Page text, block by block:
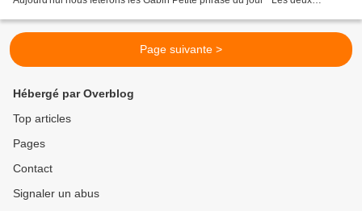
Page suivante >
Hébergé par Overblog
Top articles
Pages
Contact
Signaler un abus